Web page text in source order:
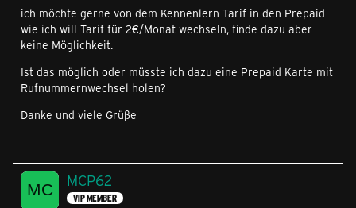
ich möchte gerne von dem Kennenlern Tarif in den Prepaid
wie ich will Tarif für 2€/Monat wechseln, finde dazu aber
keine Möglichkeit.
Ist das möglich oder müsste ich dazu eine Prepaid Karte mit
Rufnummernwechsel holen?
Danke und viele Grüße
MCP62
VIP MEMBER